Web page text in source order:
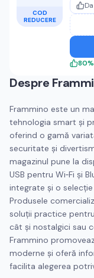
COD
REDUCERE
Da
80%
Despre
Frammino este un
tehnologia smart și
oferind o gamă
securitate și
magazinul pune la
USB pentru Wi‑Fi și
integrate și o
Produsele
soluții practice
cât și nostalgici sau
Frammino
moderne și oferă
facilita alegerea